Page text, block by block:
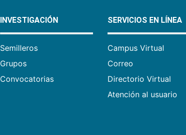
INVESTIGACIÓN
Semilleros
Grupos
Convocatorias
SERVICIOS EN LÍNEA
Campus Virtual
Correo
Directorio Virtual
Atención al usuario